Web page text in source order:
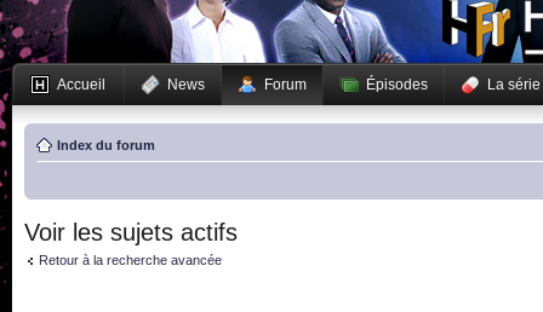
Accueil News Forum Épisodes La série
Index du forum
Voir les sujets actifs
Retour à la recherche avancée